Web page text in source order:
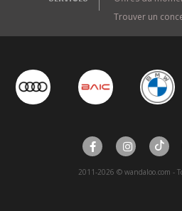
Trouver un
2011-2026 © wandaloo.com -